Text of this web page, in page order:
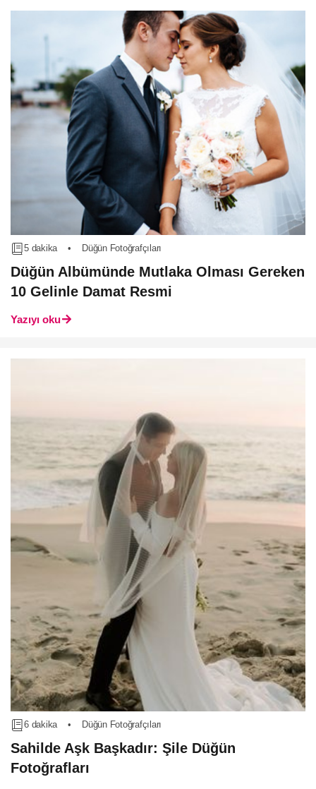
5 dakika • Düğün Fotoğrafçıları
Düğün Albümünde Mutlaka Olması Gereken
10 Gelinle Damat Resmi
Yazıyı oku
6 dakika • Düğün Fotoğrafçıları
Sahilde Aşk Başkadır: Şile Düğün
Fotoğrafları